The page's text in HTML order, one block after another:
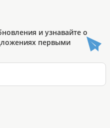
и узнавайте о
первыми